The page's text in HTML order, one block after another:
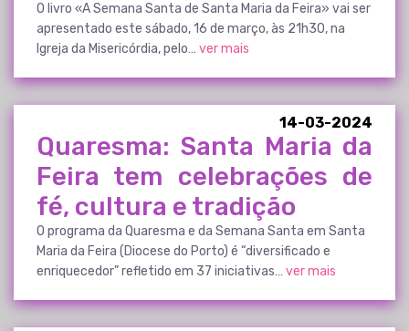
O livro «A Semana Santa de Santa Maria da Feira» vai ser
apresentado este sábado, 16 de março, às 21h30, na
Igreja da Misericórdia, pelo… ver mais
14-03-2024
Quaresma: Santa Maria da
Feira tem celebrações de
fé, cultura e tradição
O programa da Quaresma e da Semana Santa em Santa
Maria da Feira (Diocese do Porto) é “diversificado e
enriquecedor” refletido em 37 iniciativas… ver mais